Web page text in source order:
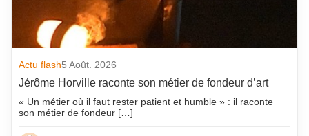
Actu flash5 Août. 2026
Jérôme Horville raconte son métier de fondeur d’art
« Un métier où il faut rester patient et humble » : il raconte
son métier de fondeur […]